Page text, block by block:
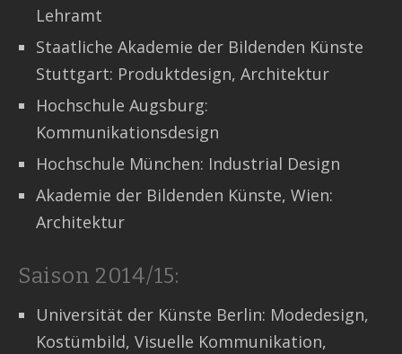
Lehramt
Staatliche Akademie der Bildenden Künste
Stuttgart: Produktdesign, Architektur
Hochschule Augsburg:
Kommunikationsdesign
Hochschule München: Industrial Design
Akademie der Bildenden Künste, Wien:
Architektur
Saison 2014/15:
Universität der Künste Berlin: Modedesign,
Kostümbild, Visuelle Kommunikation,